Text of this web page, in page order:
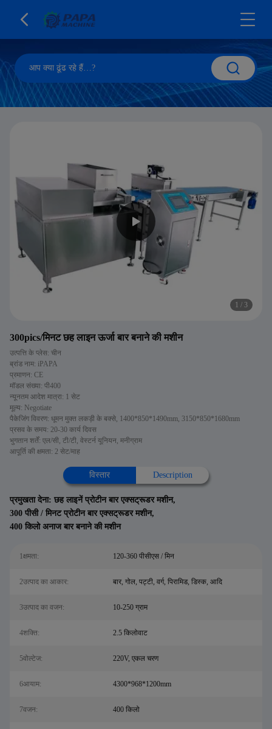
1 / 3
300pics/मिनट छह लाइन ऊर्जा बार बनाने की मशीन
उत्पत्ति के प्लेस: चीन
ब्रांड नाम: iPAPA
प्रमाणन: CE
मॉडल संख्या: पी400
न्यूनतम आदेश मात्रा: 1 सेट
मूल्य: Negotiate
पैकेजिंग विवरण: धूमन मुक्त लकड़ी के बक्से, 1400*850*1490mm, 3150*850*1680mm
प्रसव के समय: 20-30 कार्य दिवस
भुगतान शर्तें: एल/सी, टी/टी, वेस्टर्न यूनियन, मनीग्राम
आपूर्ति की क्षमता: 2 सेट/माह
विस्तार Description
प्रमुखता देना: छह लाइनें प्रोटीन बार एक्सट्रूडर मशीन,
300 पीसी / मिनट प्रोटीन बार एक्सट्रूडर मशीन,
400 किलो अनाज बार बनाने की मशीन
1क्षमता: 120-360 पीसीएस / मिन
2उत्पाद का आकार: बार, गोल, पट्टी, वर्ग, पिरामिड, डिस्क, आदि
3उत्पाद का वजन: 10-250 ग्राम
4शक्ति: 2.5 किलोवाट
5वोल्टेज: 220V, एकल चरण
6आयाम: 4300*968*1200mm
7वजन: 400 किलो